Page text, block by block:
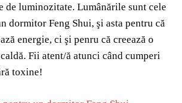
de luminozitate. Lumânările sunt cele
dormitor Feng Shui, şi asta pentru că
energie, ci şi penru că creează o
Fii atent/ă atunci când cumperi
toxine!